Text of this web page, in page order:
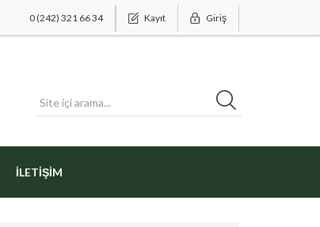
0 (242) 321 66 34 Kayıt Giriş
İLETIŞIM